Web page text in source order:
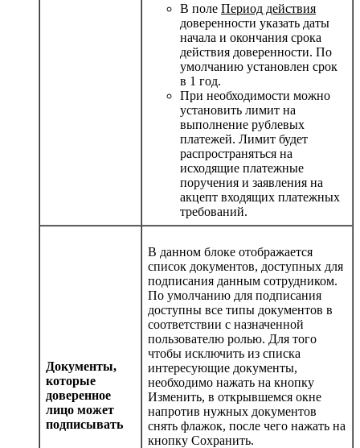
В поле Период действия
доверенности указать даты
начала и окончания срока
действия доверенности. По
умолчанию установлен срок
в 1 год.
При необходимости можно
установить лимит на
выполнение рублевых
платежей. Лимит будет
распространяться на
исходящие платежные
поручения и заявления на
акцепт входящих платежных
требований.
Документы,
которые
доверенное
лицо может
подписывать
В данном блоке отображается
список документов, доступных для
подписания данным сотрудником.
По умолчанию для подписания
доступны все типы документов в
соответствии с назначенной
пользователю ролью. Для того
чтобы исключить из списка
интересующие документы,
необходимо нажать на кнопку
Изменить, в открывшемся окне
напротив нужных документов
снять флажок, после чего нажать на
кнопку Сохранить.